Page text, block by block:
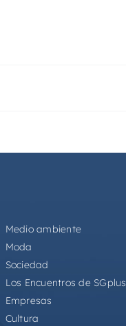
Medio ambiente
Moda
Sociedad
Los Encuentros de SGplus
Empresas
Cultura